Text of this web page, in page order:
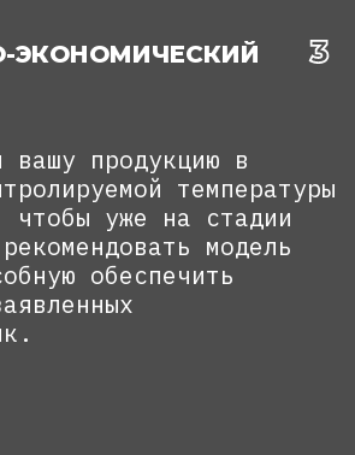
ЭКОНОМИЧЕСКИЙ
вашу продукцию в
температуры
чтобы уже на стадии
модель
обеспечить